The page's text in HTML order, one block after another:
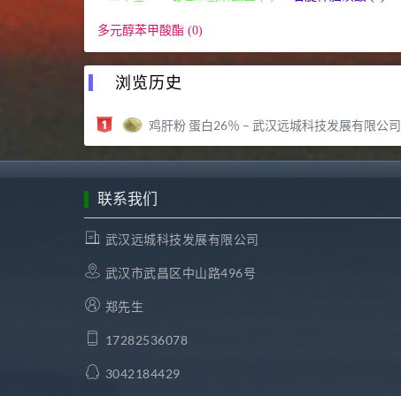
多元醇苯甲酸酯 (0)
浏览历史
鸡肝粉 蛋白26％ – 武汉远城科技发展有限公司
联系我们
武汉远城科技发展有限公司
武汉市武昌区中山路496号
郑先生
17282536078
3042184429